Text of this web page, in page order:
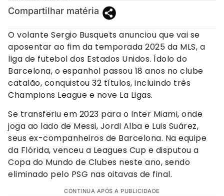
Compartilhar matéria
O volante Sergio Busquets anunciou que vai se
aposentar ao fim da temporada 2025 da MLS, a
liga de futebol dos Estados Unidos. Ídolo do
Barcelona, o espanhol passou 18 anos no clube
catalão, conquistou 32 títulos, incluindo três
Champions League e nove La Ligas.
Se transferiu em 2023 para o Inter Miami, onde
joga ao lado de Messi, Jordi Alba e Luis Suárez,
seus ex-companheiros de Barcelona. Na equipe
da Flórida, venceu a Leagues Cup e disputou a
Copa do Mundo de Clubes neste ano, sendo
eliminado pelo PSG nas oitavas de final.
CONTINUA APÓS A PUBLICIDADE